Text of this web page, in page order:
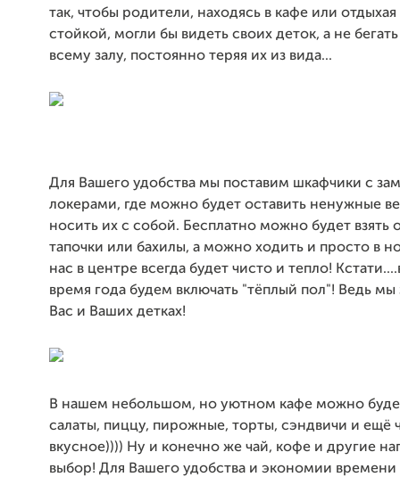
так, чтобы родители, находясь в кафе или отдыхая
стойкой, могли бы видеть своих деток, а не
всему залу, постоянно теряя их из вида...
Для Вашего удобства мы поставим шкафчики с
локерами, где можно будет оставить ненужные
носить их с собой. Бесплатно можно будет взять
тапочки или бахилы, а можно ходить и просто в
нас в центре всегда будет чисто и тепло!
время года будем включать "тёплый пол"! Ведь мы
Вас и Ваших детках!
В нашем небольшом, но уютном кафе можно будет
салаты, пиццу, пирожные, торты, сэндвичи и ещё
вкусное)))) Ну и конечно же чай, кофе и другие
выбор! Для Вашего удобства и экономии времени